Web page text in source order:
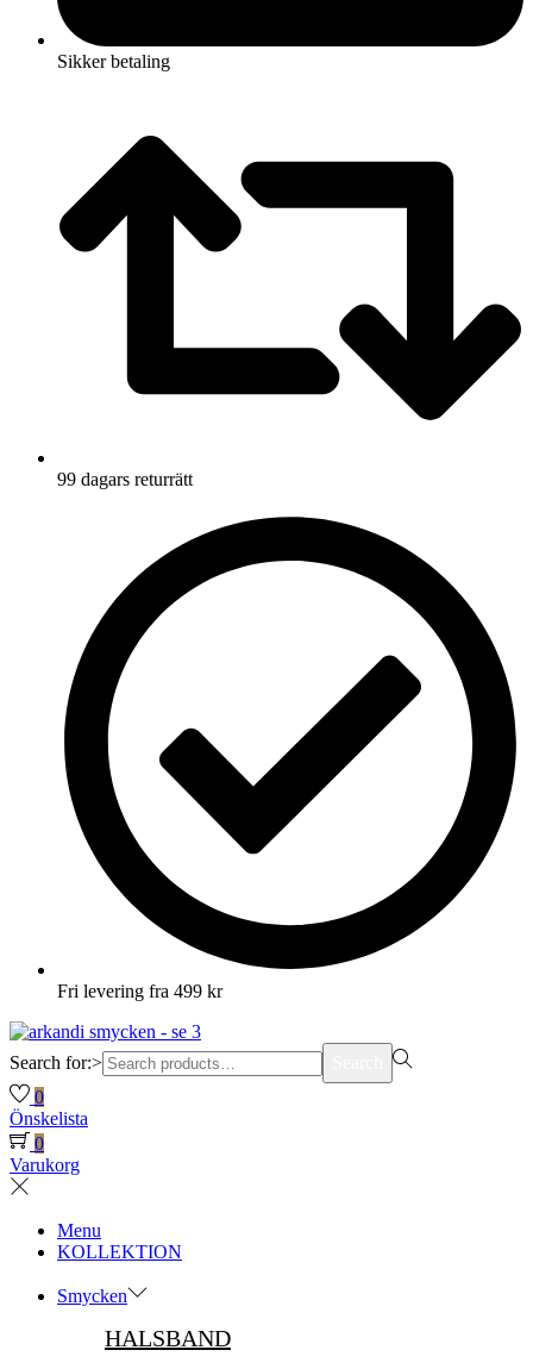
Sikker betaling
99 dagars returrätt
Fri levering fra 499 kr
Search for:>
0
Önskelista
0
Varukorg
Menu
KOLLEKTION
Smycken
HALSBAND